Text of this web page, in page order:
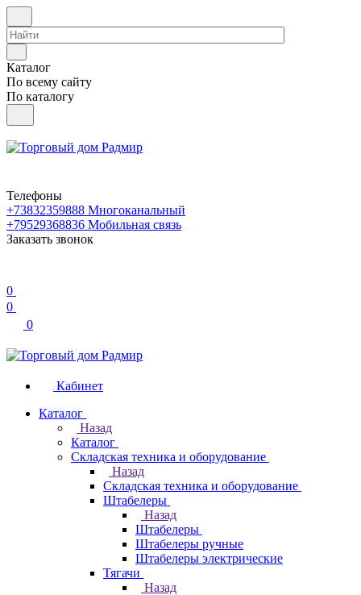
Каталог
По всему сайту
По каталогу
Телефоны
+73832359888 Многоканальный
+79529368836 Мобильная связь
Заказать звонок
0
0
0
Кабинет
Каталог
Назад
Каталог
Складская техника и оборудование
Назад
Складская техника и оборудование
Штабелеры
Назад
Штабелеры
Штабелеры ручные
Штабелеры электрические
Тягачи
Назад